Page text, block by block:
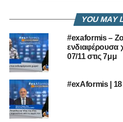
“ΙΣΟΝΟΜΙΑ-ΔΙΚΑΙΟΣΥΝΗ”
YOU MAY
#exaformis –
07/11 στις 7μμ
#exAformis | 18